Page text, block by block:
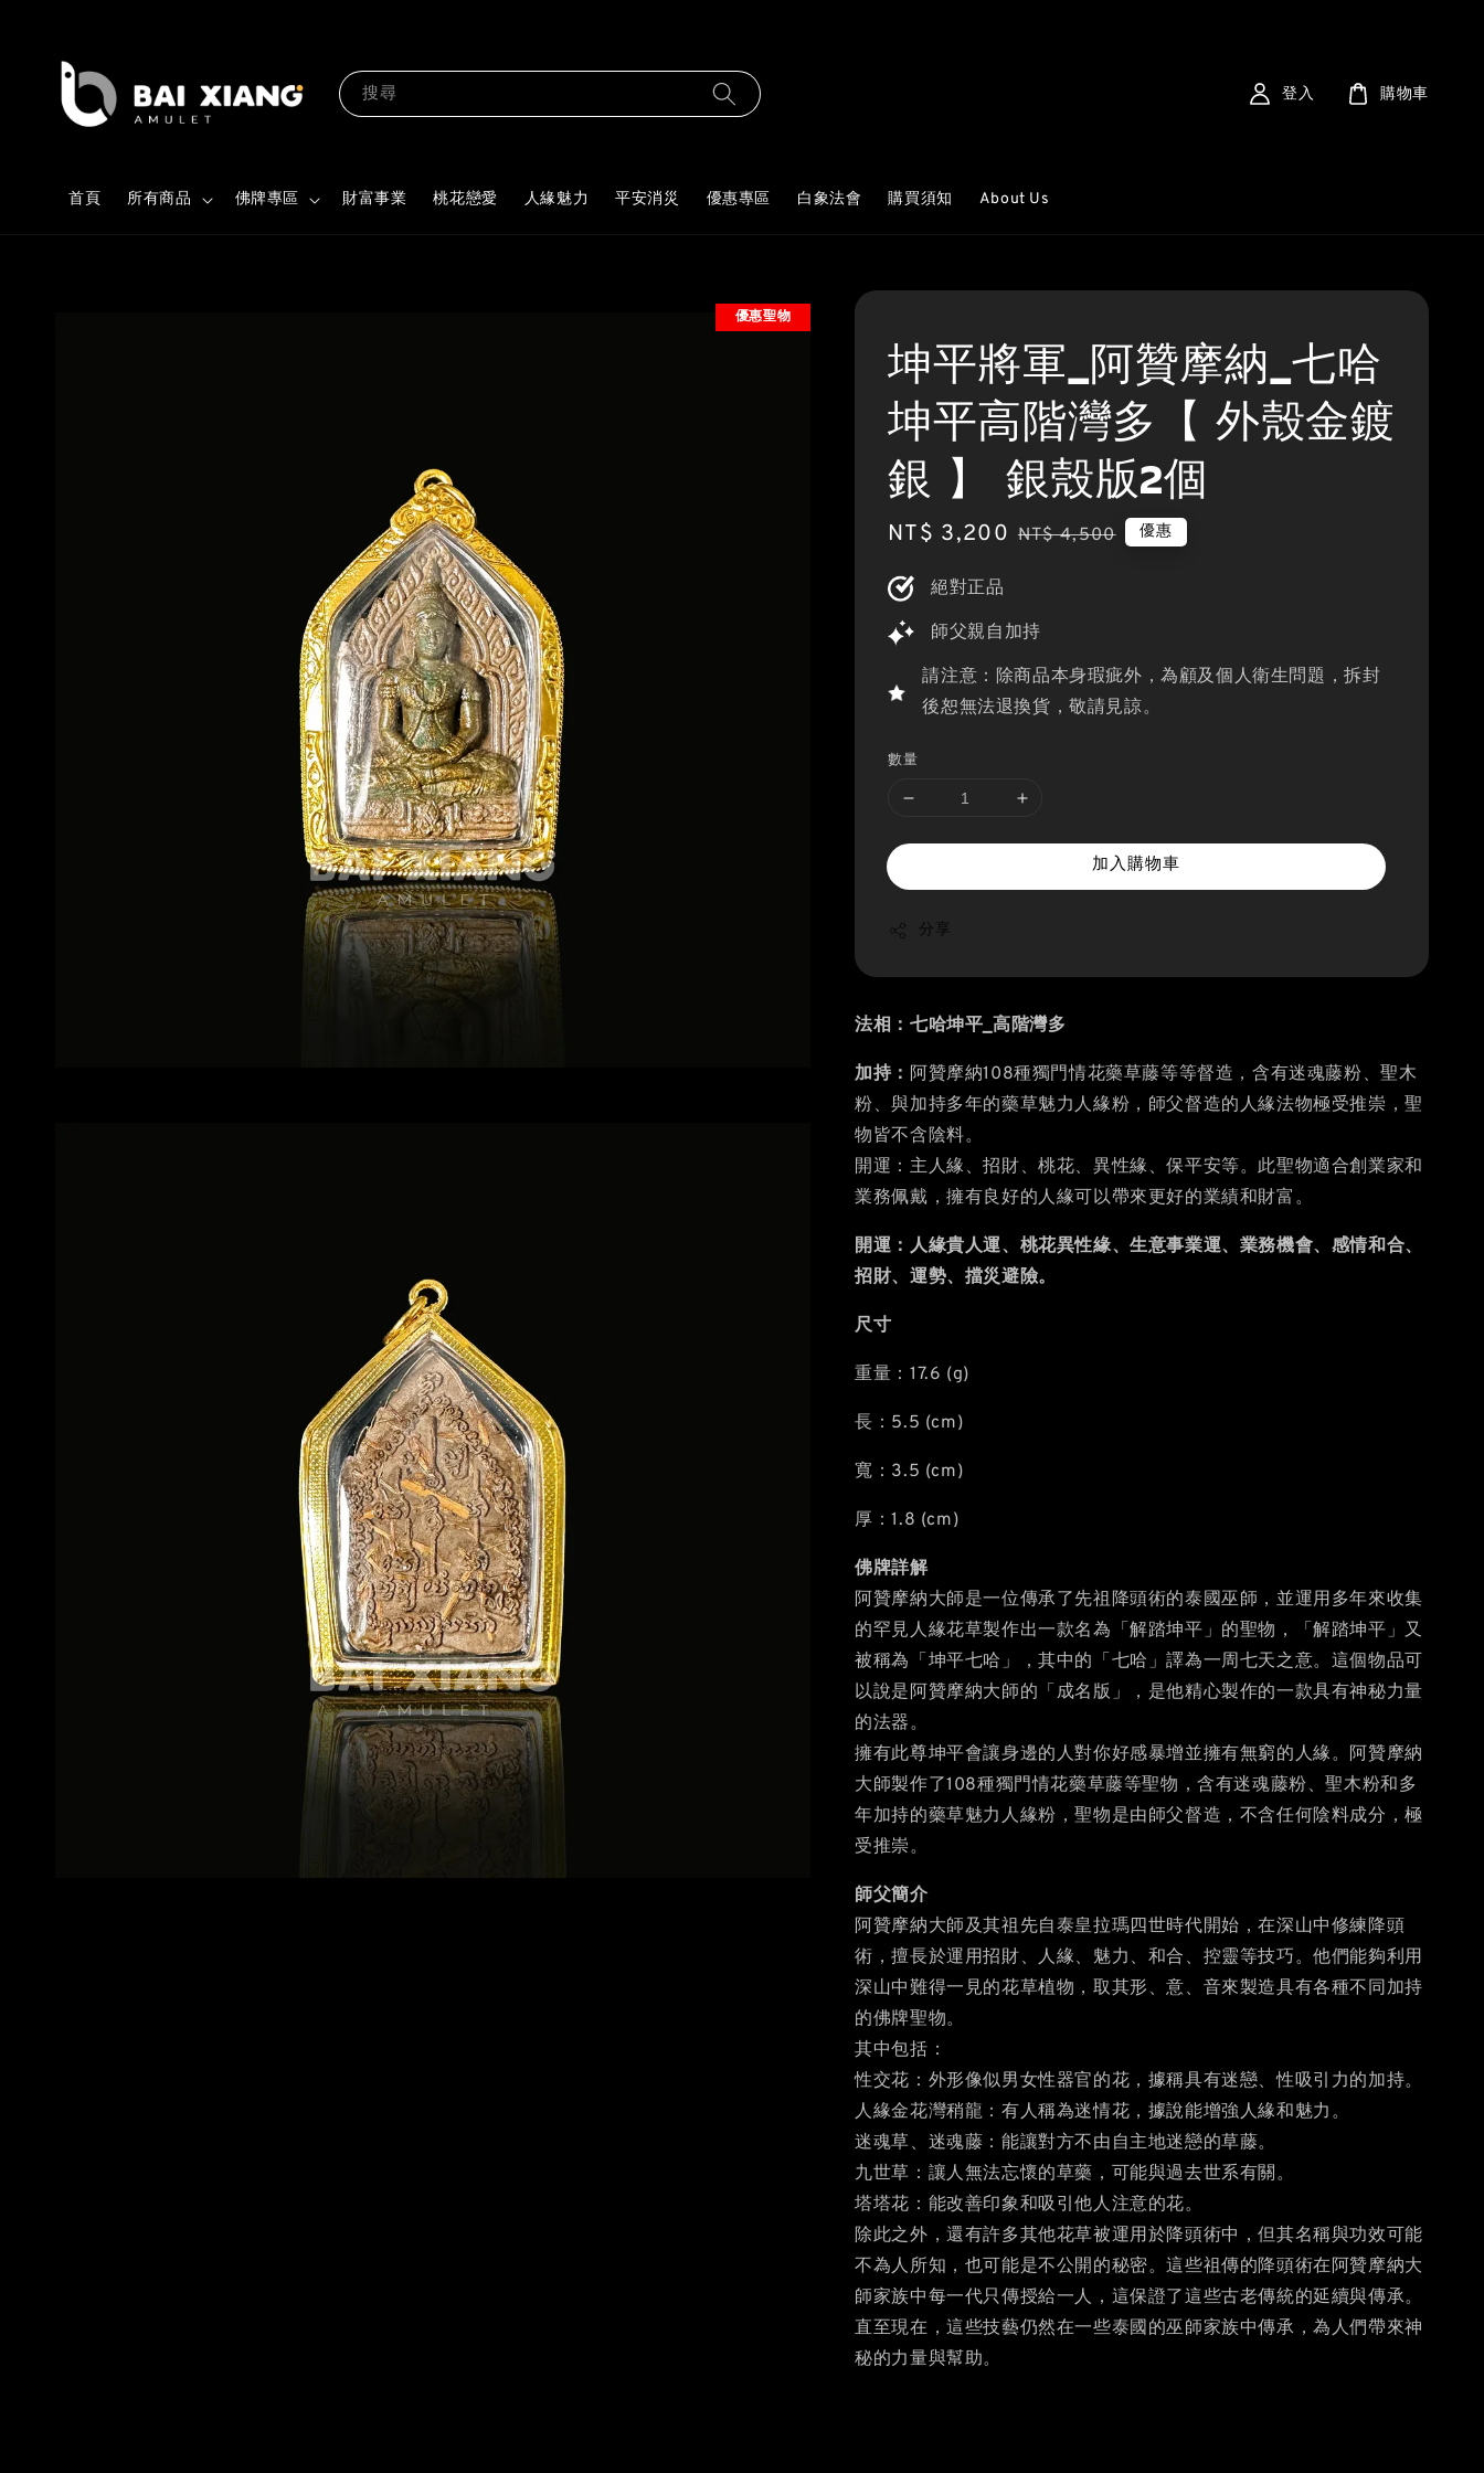
搜尋
首頁 所有商品 佛牌專區 財富事業 桃花戀愛 人緣魅力 平安消災 優惠專區 白象法會 購買須知 About Us
登入 購物車
優惠聖物
坤平將軍_阿贊摩納_七哈
坤平高階灣多【 外殼金鍍
銀 】 銀殼版2個
Sale
NT$ 3,200 Regular
NT$ 4,500 優惠
絕對正品
師父親自加持
請注意：除商品本身瑕疵外，為顧及個人衛生問題，拆封
後恕無法退換貨，敬請見諒。
數量
加入購物車
分享
法相：七哈坤平_高階灣多
加持： 阿贊摩納108種獨門情花藥草藤等等督造，含有迷魂藤粉、聖木
粉、與加持多年的藥草魅力人緣粉，師父督造的人緣法物極受推崇，聖
物皆不含陰料。
開運：主人緣、招財、桃花、異性緣、保平安等。此聖物適合創業家和
業務佩戴，擁有良好的人緣可以帶來更好的業績和財富。
開運：人緣貴人運、桃花異性緣、生意事業運、業務機會、感情和合、
招財、運勢、擋災避險。
尺寸
重量：17.6 (g)
長：5.5 (cm)
寬：3.5 (cm)
厚：1.8 (cm)
佛牌詳解
阿贊摩納大師是一位傳承了先祖降頭術的泰國巫師，並運用多年來收集
的罕見人緣花草製作出一款名為「解踏坤平」的聖物，「解踏坤平」又
被稱為「坤平七哈」，其中的「七哈」譯為一周七天之意。這個物品可
以說是阿贊摩納大師的「成名版」，是他精心製作的一款具有神秘力量
的法器。
擁有此尊坤平會讓身邊的人對你好感暴增並擁有無窮的人緣。阿贊摩納
大師製作了108種獨門情花藥草藤等聖物，含有迷魂藤粉、聖木粉和多
年加持的藥草魅力人緣粉，聖物是由師父督造，不含任何陰料成分，極
受推崇。
師父簡介
阿贊摩納大師及其祖先自泰皇拉瑪四世時代開始，在深山中修練降頭
術，擅長於運用招財、人緣、魅力、和合、控靈等技巧。他們能夠利用
深山中難得一見的花草植物，取其形、意、音來製造具有各種不同加持
的佛牌聖物。
其中包括：
性交花：外形像似男女性器官的花，據稱具有迷戀、性吸引力的加持。
人緣金花灣稍龍：有人稱為迷情花，據說能增強人緣和魅力。
迷魂草、迷魂藤：能讓對方不由自主地迷戀的草藤。
九世草：讓人無法忘懷的草藥，可能與過去世系有關。
塔塔花：能改善印象和吸引他人注意的花。
除此之外，還有許多其他花草被運用於降頭術中，但其名稱與功效可能
不為人所知，也可能是不公開的秘密。這些祖傳的降頭術在阿贊摩納大
師家族中每一代只傳授給一人，這保證了這些古老傳統的延續與傳承。
直至現在，這些技藝仍然在一些泰國的巫師家族中傳承，為人們帶來神
秘的力量與幫助。